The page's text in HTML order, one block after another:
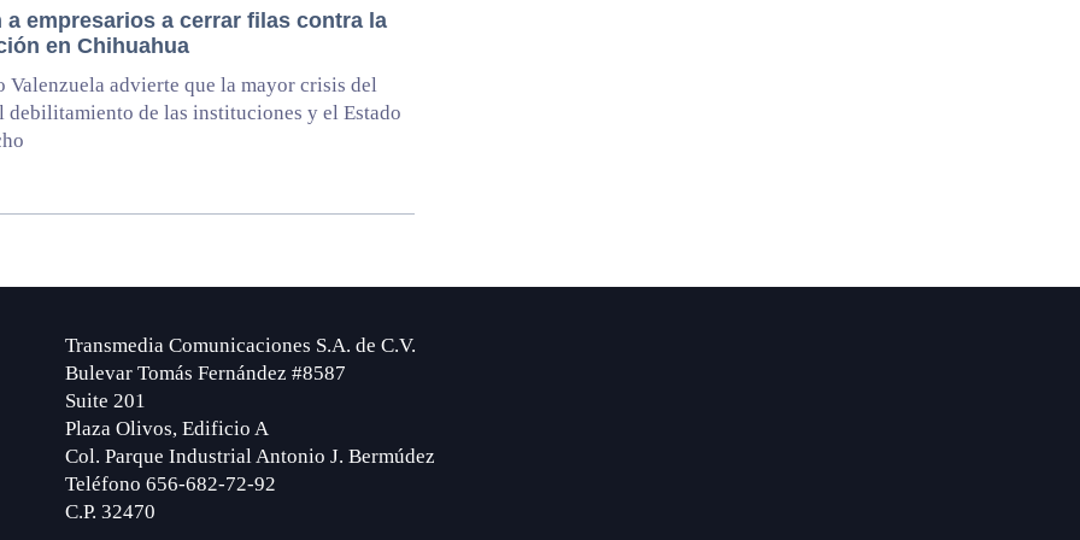
a empresarios a cerrar filas contra la
en Chihuahua
Valenzuela advierte que la mayor crisis del
debilitamiento de las instituciones y el Estado
Transmedia Comunicaciones S.A. de C.V.
Bulevar Tomás Fernández #8587
Suite 201
Plaza Olivos, Edificio A
Col. Parque Industrial Antonio J. Bermúdez
Teléfono 656-682-72-92
C.P. 32470